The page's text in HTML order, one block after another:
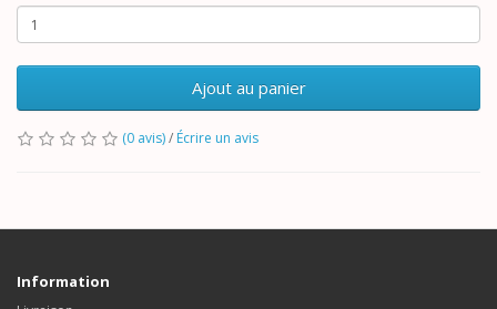
Ajout au panier
(0 avis)/ Écrire un avis
Information